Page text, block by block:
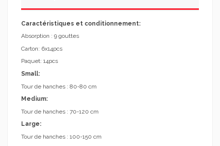
Caractéristiques et conditionnement:
Absorption : 9 gouttes
Carton: 6x14pcs
Paquet: 14pcs
Small:
Tour de hanches : 80-80 cm
Medium:
Tour de hanches : 70-120 cm
Large:
Tour de hanches : 100-150 cm